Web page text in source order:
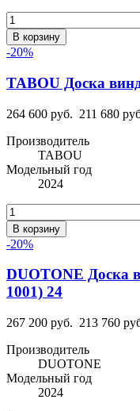
В корзину
-20%
TABOU Доска
264 600 руб. 211 680
Производитель
TABOU
Модельный год
2024
В корзину
-20%
DUOTONE Доска
1001) 24
267 200 руб. 213 760
Производитель
DUOTONE
Модельный год
2024